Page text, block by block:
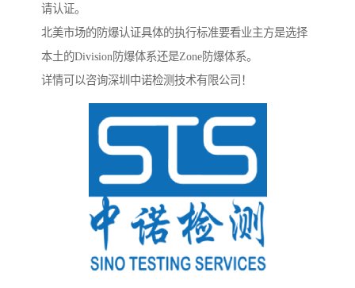
请认证。
北美市场的防爆认证具体的执行标准要看业主方是选择
本土的Division防爆体系还是Zone防爆体系。
详情可以咨询深圳中诺检测技术有限公司！